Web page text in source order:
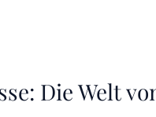
Die Welt